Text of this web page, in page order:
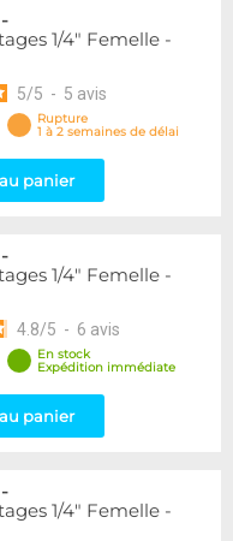
-
1/4" Femelle -
5/5 - 5 avis
Rupture
1 à 2 semaines de délai
panier
-
1/4" Femelle -
4.8/5 - 6 avis
En stock
Expédition immédiate
panier
-
1/4" Femelle -